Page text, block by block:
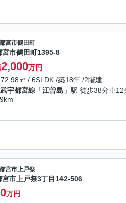
宮市鶴田町
宮市鶴田町1395-8
2,000万円
㎡ / 6SLDK /築18年 /2階建
宇都宮線 「江曽島 」駅 徒歩38分車12
宮市上戸祭
宮市上戸祭3丁目142-506
万円